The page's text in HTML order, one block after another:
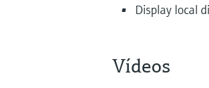
Display local
Vídeos